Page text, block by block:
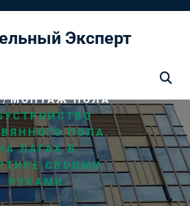
Эксперт
/МОНТАЖ ПОЛА
ПОЛА
ЛАГАХ В
СВОИМИ
РУКАМИ